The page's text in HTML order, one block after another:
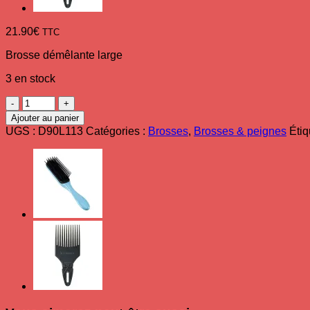
21.90€ TTC
Brosse démêlante large
3 en stock
quantité
de
Brosse
D90L
large
Tangle
DENMAN
Ajouter au panier
UGS : D90L113 Catégories : Brosses, Brosses & peignes